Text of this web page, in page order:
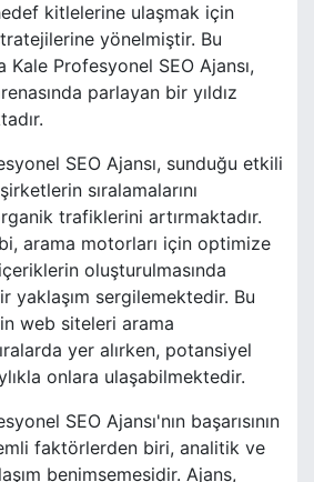
kitlelerine ulaşmak için
yönelmiştir. Bu
Profesyonel SEO Ajansı,
parlayan bir yıldız
SEO Ajansı, sunduğu etkili
sıralamalarını
trafiklerini artırmaktadır.
arama motorları için optimize
oluşturulmasında
yaklaşım sergilemektedir. Bu
web siteleri arama
yer alırken, potansiyel
onlara ulaşabilmektedir.
SEO Ajansı'nın başarısının
faktörlerden biri, analitik ve
benimsemesidir. Ajans,